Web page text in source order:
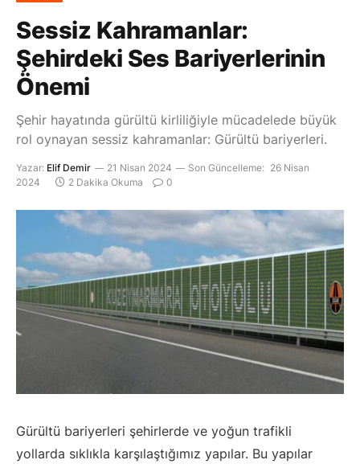
Sessiz Kahramanlar:
Şehirdeki Ses Bariyerlerinin
Önemi
Şehir hayatında gürültü kirliliğiyle mücadelede büyük
rol oynayan sessiz kahramanlar: Gürültü bariyerleri.
Yazar: Elif Demir 21 Nisan 2024 Son Güncelleme: 26 Nisan
2024
2 Dakika Okuma 0
Gürültü bariyerleri şehirlerde ve yoğun trafikli
yollarda sıklıkla karşılaştığımız yapılar. Bu yapılar